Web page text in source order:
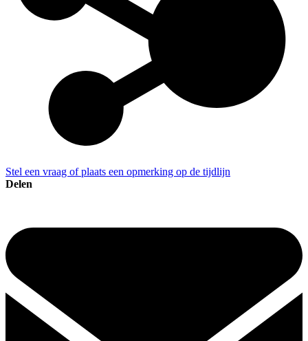
Stel een vraag of plaats een opmerking op de tijdlijn
Delen